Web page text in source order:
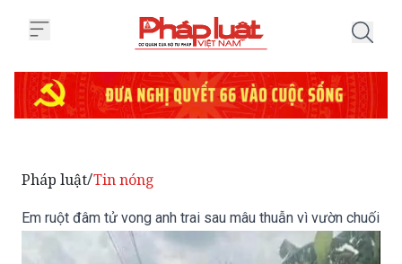
Em ruột đâm tử vong anh trai sau mâu thuẫn vì vườn chuối